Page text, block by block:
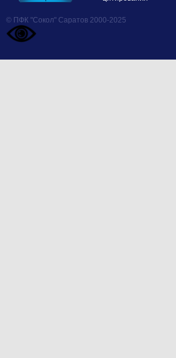
© ПФК "Сокол" Саратов 2000-2025